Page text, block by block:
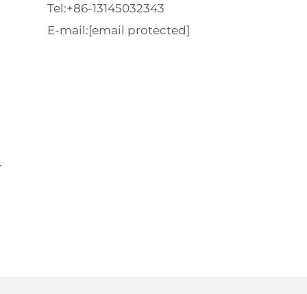
Tel:+86-13145032343
E-mail:[email protected]